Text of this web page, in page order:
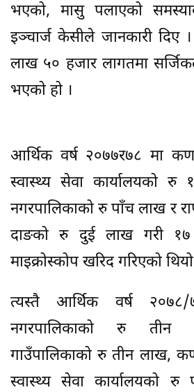
भएको, मासु पलाएको
इञ्चार्ज केसीले जानकारी दिए
लाख ५० हजार लागतमा
भएको हो ।
आर्थिक वर्ष २०७७र७८ मा
स्वास्थ्य सेवा कार्यालयको
नगरपालिकाको रु पाँच लाख र
दाङको रु दुई लाख गरी १७
माइक्रोस्कोप खरिद गरिएको
त्यस्तै आर्थिक वर्ष
नगरपालिकाको रु तीन
गाउँपालिकाको रु तीन लाख,
स्वास्थ्य सेवा कार्यालयको रु